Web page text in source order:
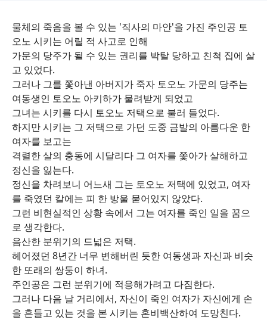
물체의 죽음을 볼 수 있는 '직사의 마안'을 가진 주인공 토
오노 시키는 어릴 적 사고로 인해
가문의 당주가 될 수 있는 권리를 박탈 당하고 친척 집에 살
고 있었다.
그러나 그를 쫓아낸 아버지가 죽자 토오노 가문의 당주는
여동생인 토오노 아키하가 물려받게 되었고
그녀는 시키를 다시 토오노 저택으로 불러 들었다.
하지만 시키는 그 저택으로 가던 도중 금발의 아름다운 한
여자를 보고는
격렬한 살의 충동에 시달리다 그 여자를 쫓아가 살해하고
정신을 잃는다.
정신을 차려보니 어느새 그는 토오노 저택에 있었고, 여자
를 죽였던 칼에는 피 한 방울 묻어있지 않았다.
그런 비현실적인 상황 속에서 그는 여자를 죽인 일을 꿈으
로 생각한다.
음산한 분위기의 드넓은 저택.
헤어졌던 8년간 너무 변해버린 듯한 여동생과 자신과 비슷
한 또래의 쌍둥이 하녀.
주인공은 그런 분위기에 적응해가려고 다짐한다.
그러나 다음 날 거리에서, 자신이 죽인 여자가 자신에게 손
을 흔들고 있는 것을 본 시키는 혼비백산하여 도망친다.